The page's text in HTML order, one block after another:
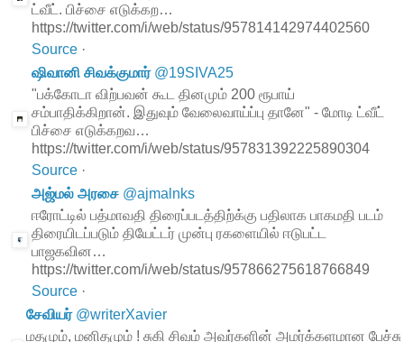
ட்வீட். பிச்சை எடுக்கற…
https://twitter.com/i/web/status/957814142974402560
Source ·
ஷிவானி சிவக்குமார் @19SIVA25
"பக்கோடா விற்பவன் கூட தினமும் 200 ரூபாய்
சம்பாதிக்கிறான். இதுவும் வேலைவாய்ப்பு தானே" - மோடி ட்வீட்
பிச்சை எடுக்கறவ…
https://twitter.com/i/web/status/957831392225890304
Source ·
அஜ்மல் அரசை @ajmalnks
ஈரோட்டில் பத்மாவதி திரைப்படத்திற்க்கு பதிலாக பாகமதி படம்
திரையிடப்படும் தியேட்டர் முன்பு ரகளையில் ஈடுபட்ட
பாஜகவின…
https://twitter.com/i/web/status/957866275618766849
Source ·
சேவியர் @writerXavier
மதமும், மனிதமும் ! சுகி சிவம் அவர்களின் அமர்க்களமான